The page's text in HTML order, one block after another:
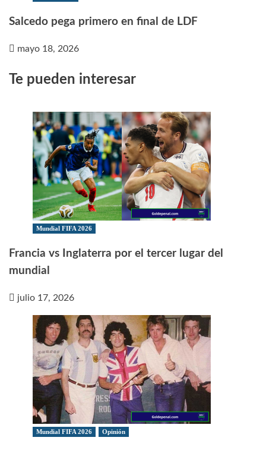
Salcedo pega primero en final de LDF
mayo 18, 2026
Te pueden interesar
Mundial FIFA 2026
Francia vs Inglaterra por el tercer lugar del
mundial
julio 17, 2026
Mundial FIFA 2026 Opinión